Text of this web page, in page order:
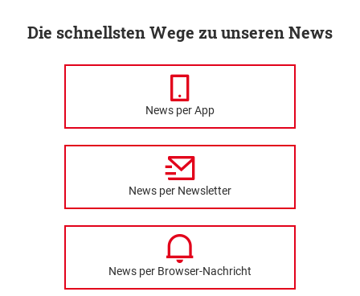
Die schnellsten Wege zu unseren News
News per App
News per Newsletter
News per Browser-Nachricht